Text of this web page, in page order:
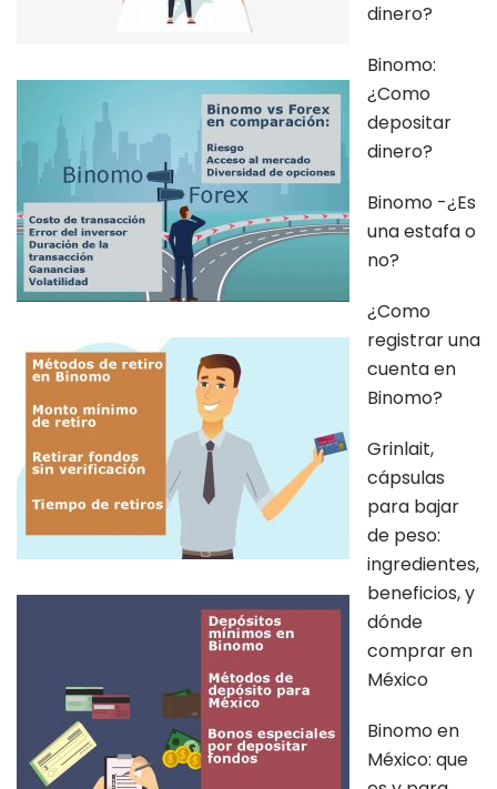
dinero?
Binomo:
¿Como
depositar
dinero?
Binomo -¿Es
una estafa o
no?
¿Como
registrar una
cuenta en
Binomo?
Grinlait,
cápsulas
para bajar
de peso:
ingredientes,
beneficios, y
dónde
comprar en
México
Binomo en
México: que